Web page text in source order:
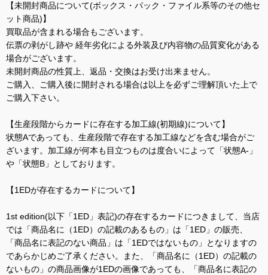
【未開封商品について(ボックス・パック・ファイル系等のその他セ
ット商品)】
買取品が含まれる場合もございます。
伝票の剥がし跡や 経年劣化による外装及び内容物の品質変化がある
場合がございます。
未開封商品の性質上、返品・交換はお受け出来ません。
ご購入、ご購入後に開封される場合は以上を必ずご理解頂いた上で
ご購入下さい。
【生産段階からカードに存在する加工線(初期線)について】
状態Aであっても、生産段階で存在する加工線などを含む場合がご
ざいます。加工線が何本も目立つものは度合いによって「状態A-」
や「状態B」としております。
【1EDが存在するカードについて】
1st edition(以下「1ED」表記)の存在するカードにつきまして、当店
では「商品名に（1ED）の記載のあるもの」は「1ED」の販売、
「商品名に表記のない商品」は「1EDではないもの」となりますの
であらかじめご了承ください。また、「商品名に（1ED）の記載の
ないもの」の商品画像が1EDの画像であっても、「商品名に表記の